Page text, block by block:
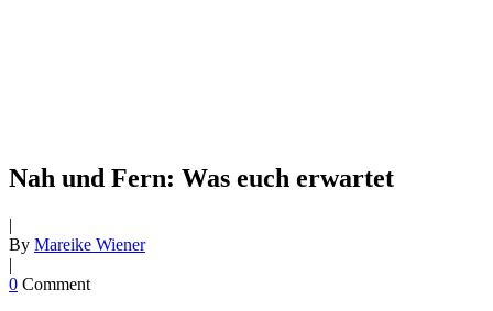
Nah und Fern: Was euch erwartet
|
By Mareike Wiener
|
0 Comment